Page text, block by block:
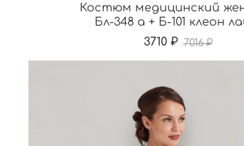
Костюм медицинский
Бл-348 а + Б-101 клеон
3710 ₽ 7016 ₽